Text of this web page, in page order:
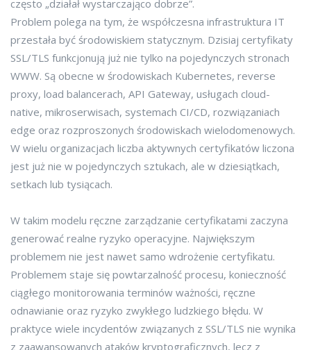
często „działał wystarczająco dobrze”.
Problem polega na tym, że współczesna infrastruktura IT
przestała być środowiskiem statycznym. Dzisiaj certyfikaty
SSL/TLS funkcjonują już nie tylko na pojedynczych stronach
WWW. Są obecne w środowiskach Kubernetes, reverse
proxy, load balancerach, API Gateway, usługach cloud-
native, mikroserwisach, systemach CI/CD, rozwiązaniach
edge oraz rozproszonych środowiskach wielodomenowych.
W wielu organizacjach liczba aktywnych certyfikatów liczona
jest już nie w pojedynczych sztukach, ale w dziesiątkach,
setkach lub tysiącach.
W takim modelu ręczne zarządzanie certyfikatami zaczyna
generować realne ryzyko operacyjne. Największym
problemem nie jest nawet samo wdrożenie certyfikatu.
Problemem staje się powtarzalność procesu, konieczność
ciągłego monitorowania terminów ważności, ręczne
odnawianie oraz ryzyko zwykłego ludzkiego błędu. W
praktyce wiele incydentów związanych z SSL/TLS nie wynika
z zaawansowanych ataków kryptograficznych, lecz z